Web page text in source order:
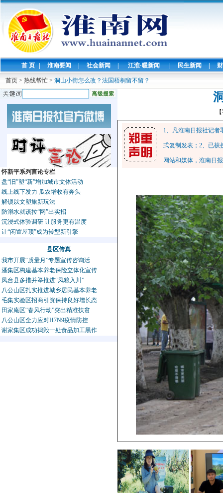
首 页 | 淮南要闻 | 社会新闻 | 江淮·暖新闻 | 民生新闻 |
首页 > 热线帮忙 > 洞山小街怎么改？法国梧桐留不留？
怀新平系列言论专栏
盘“旧”塑“新”增加城市文体活动
线上线下发力 瓜农增收有奔头
解锁以文塑旅新玩法
防溺水就该拉“网”出实招
沉浸式体验调研 让服务更有温度
让“闲置屋顶”成为转型新引擎
县区传真
我市开展“质量月”专题宣传咨询活
潘集区构建基本养老保险立体化宣传
凤台县多措并举推进“凤粮入川”
八公山区扎实推进城乡居民基本养老
毛集实验区招商引资保持良好增长态
田家庵区“春风行动”突出精准扶贫
八公山区全力应对H7N9疫情防控
谢家集区成功捣毁一处食品加工黑作
1、凡淮南日报社记
式复制发表；2、已获
网站和媒体，淮南日
近日，有市民致电淮河早报热线
小街是我市较老的道路之一，一直以
集，拥堵现象已成常态。而此次对洞